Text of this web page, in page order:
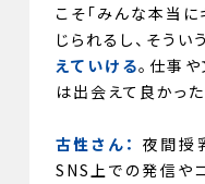
こそ「みんな本当に
じられるし、そうい
えていける。仕事
は出会えて良かっ
古性さん： 夜間授
SNS上での発信や